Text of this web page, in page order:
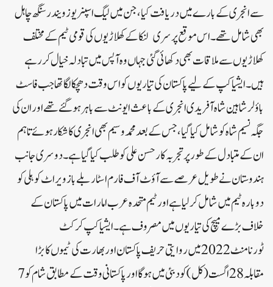
سے انجری کے بارےمیں دریافت کیا، جن میں لیگ اسپنر یوزویندر سنگھ چاہل
بھی شامل تھے۔اس موقع پر سری لنکا کے کھلاڑیوں کی قومی ٹیم کے مختلف
کھلاڑیوں سے ملاقات بھی دکھائی گئی جہاں وہ آپس میں تبادلہ خیال کر رہے
ہیں۔ایشیا کپ کے لیے پاکستان کی تیاریوں کو اس وقت دھچکا لگا تھا جب فاسٹ
باؤلر شاہین شاہ آفریدی انجری کے باعث ایونٹ سے باہر ہوگئے تھے اور ان کی
جگہ نسیم شاہ کو شامل کیا گیا، جس کے بعد محمد وسیم بھی انجری کا شکار ہوئے تاہم
ان کے متبادل کے طور پر تجربہ کار حسن علی کو طلب کیا گیا ہے۔دوسری جانب
ہندوستان نے طویل عرصے سے آؤٹ آف فارم اسٹار بلے باز ویراٹ کوہلی کو
دوبارہ ٹیم میں شامل کرلیا ہے اور ٹیم متحدہ عرب امارات میں پاکستان کے
خلاف بڑے میچ کی تیاریوں میں مصروف ہے۔ایشیا کپ کرکٹ
ٹورنامنٹ 2022 میں روایتی حریف پاکستان اور بھارت کی ٹیموں کا بڑا
مقابلہ 28 اگست (کل) کو دبئی میں ہوگا اور پاکستانی وقت کے مطابق شام کو 7